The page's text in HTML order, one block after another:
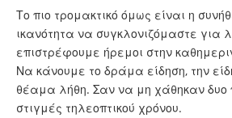
Το πιο τρομακτικό όμως είναι η
ικανότητα να συγκλονιζόμαστε για
επιστρέφουμε ήρεμοι στην
Να κάνουμε το δράμα είδηση, την
θέαμα λήθη. Σαν να μη χάθηκαν δυο
στιγμές τηλεοπτικού χρόνου.